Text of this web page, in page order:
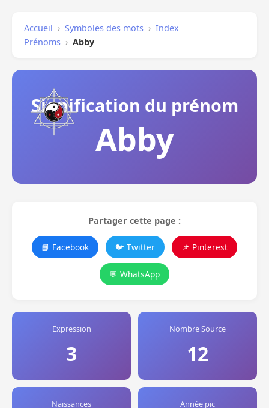
Accueil › Symboles des mots › Index
Prénoms › Abby
Signification du prénom
Abby
Partager cette page :
📘 Facebook 🐦 Twitter 📌 Pinterest
💬 WhatsApp
Expression
3
Nombre Source
12
Naissances Année pic